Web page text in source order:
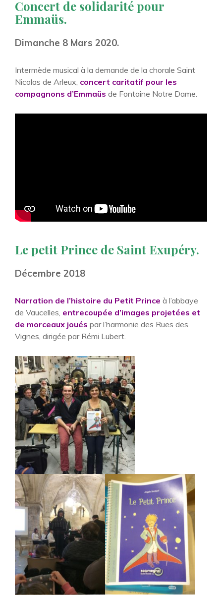
Concert de solidarité pour
Emmaüs.
Dimanche 8 Mars 2020.
Intermède musical à la demande de la chorale Saint
Nicolas de Arleux, concert caritatif pour les
compagnons d’Emmaüs de Fontaine Notre Dame.
Le petit Prince de Saint Exupéry.
Décembre 2018
Narration de l’histoire du Petit Prince à l’abbaye
de Vaucelles, entrecoupée d’images projetées et
de morceaux joués par l’harmonie des Rues des
Vignes, dirigée par Rémi Lubert.